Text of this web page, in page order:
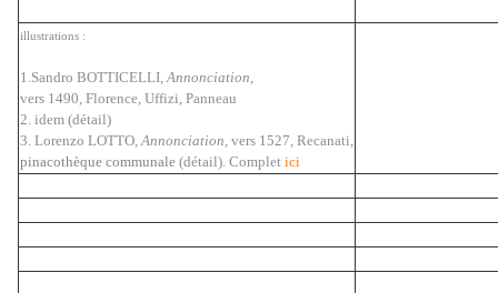
illustrations :
1.Sandro BOTTICELLI,Annonciation,
vers 1490, Florence, Uffizi, Panneau
2. idem (détail)
3. Lorenzo LOTTO,Annonciation, vers 1527, Recanati,
pinacothèque communale (détail). Complet ici